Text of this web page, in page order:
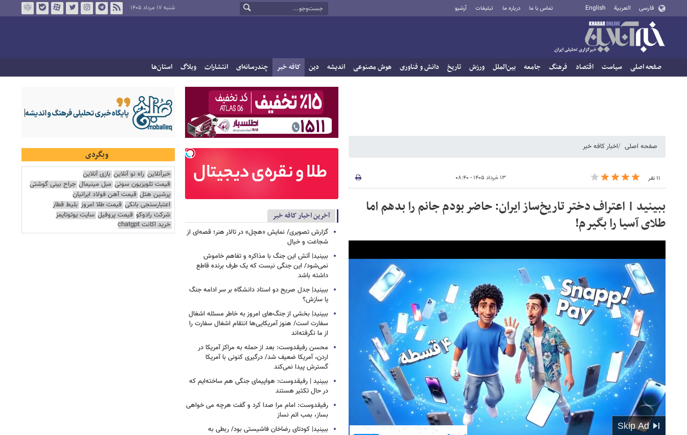
فارسی العربية English تماس با ما درباره ما تبلیغات آرشیو شنبه ۱۷ مرداد ۱۴۰۵
صفحه اصلی سیاست اقتصاد فرهنگ جامعه بین‌الملل ورزش تاریخ دانش و فناوری هوش مصنوعی اندیشه دین کافه خبر چندرسانه‌ای انتشارات وبلاگ استان‌ها
صفحه اصلی اخبار کافه خبر
۱۱ نفر ۱۳ خرداد ۱۴۰۵ - ۰۸:۴۰
ببینید | اعتراف دختر تاریخ‌ساز ایران: حاضر بودم جانم را بدهم اما
طلای آسیا را بگیرم!
آخرین اخبار کافه خبر
گزارش تصویری/ نمایش «هچل» در تالار هنر؛ قصه‌ای از
شجاعت و خیال
ببینید| آتش این جنگ با مذاکره و تفاهم خاموش
نمی‌شود/ این جنگی نیست که یک طرف برنده قاطع
داشته باشد
ببینید| جدل صریح دو استاد دانشگاه بر سر ادامه جنگ
یا سازش؟
ببینید| بخشی از جنگ‌های امروز به خاطر مسئله اشغال
سفارت است/ هنوز آمریکایی‌ها انتقام اشغال سفارت را
از ما نگرفته‌اند
محسن رفیقدوست: بعد از حمله به مراکز آمریکا در
اردن، آمریکا ضعیف شد/ درگیری کنونی با آمریکا
گسترش پیدا نمی‌کند
ببینید | رفیقدوست: هواپیمای جنگی هم ساخته‌ایم که
در حال تکثیر هستند
رفیقدوست: امام مرا صدا کرد و گفت هرچه می خواهی
بساز، بمب اتم نساز
ببینید| کودتای رضاخان فاشیستی بود/ ربطی به
وبگردی
خبرآنلاین راه نو آنلاین بازی آنلاین
قیمت تلویزیون سونی مبل مینیمال جراح بینی گوشتی
پرشین هتل قیمت آهن فولاد ایرانیان
اعتبارسنجی بانکی قیمت طلا امروز بلیط قطار
شرکت رادوکو قیمت پروفیل سایت یوتوتایمز
خرید اکانت chatgpt